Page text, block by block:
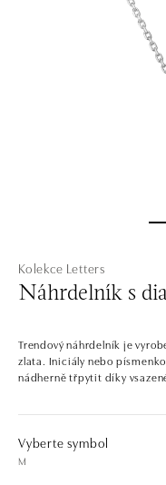
Kolekce Letters
Náhrdelník s
Trendový náhrdelník je
zlata. Iniciály nebo
nádherně třpytit díky
Vyberte symbol
M